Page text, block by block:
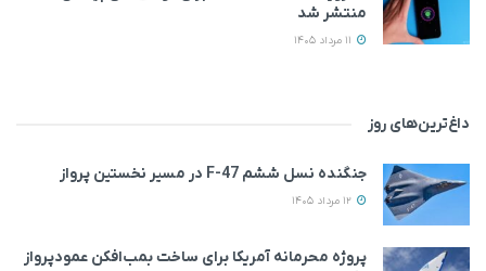
منتشر شد
داغ‌ترین‌های روز
جنگنده نسل ششم F-47 در مسیر نخستین پرواز
پروژه محرمانه آمریکا برای ساخت بمب‌افکن عمودپرواز